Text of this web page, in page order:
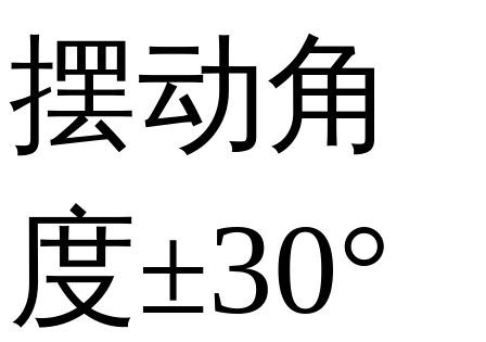
摆动角
度±30°